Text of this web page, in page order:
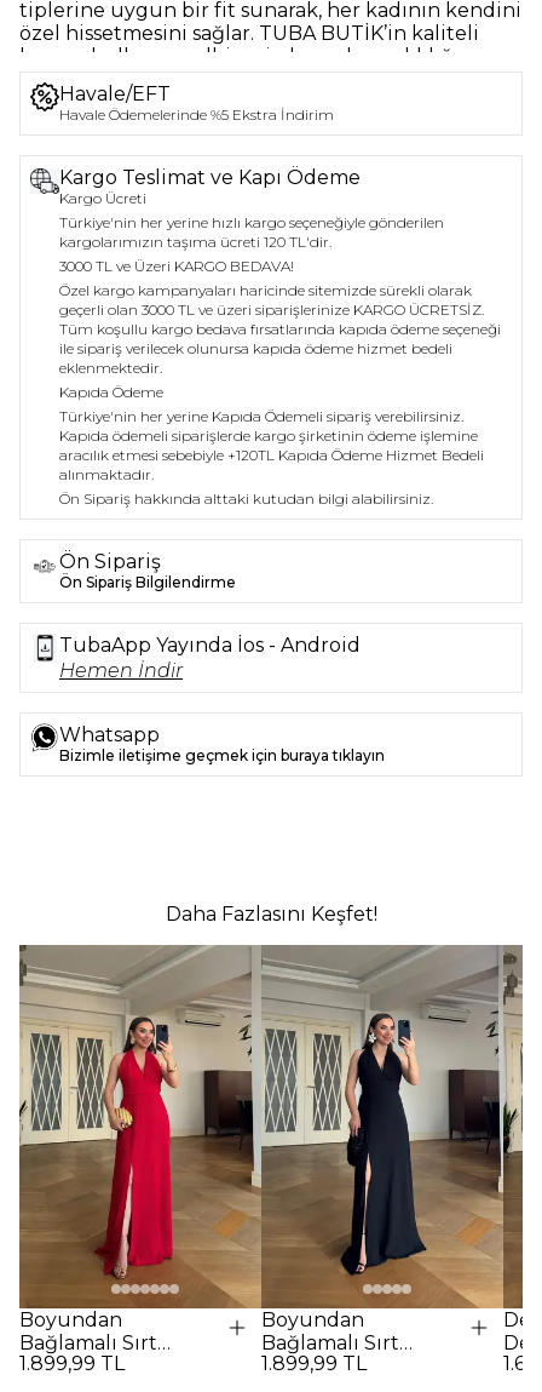
tiplerine uygun bir fit sunarak, her kadının kendini
özel hissetmesini sağlar. TUBA BUTİK’in kaliteli
kumaş kullanımı, elbisenin hem dayanıklılığını
hem de rahatlığını artırır.
Çok Yönlülük
rahatlıkla tercih edilebilecek bu elbise,
aksesuarlarla zenginleştirildiğinde şıklığını artırır.
Kare yaka askılı midi elbise, her kadının
gardırobunda bulunması gereken bir parça olarak
öne çıkmaktadır.
Havale/EFT
Havale Ödemelerinde %5 Ekstra İndirim
Kargo Teslimat ve Kapı Ödeme
Kargo Ücreti
Türkiye'nin her yerine hızlı kargo seçeneğiyle gönderilen
kargolarımızın taşıma ücreti 120 TL'dir.
3000 TL ve Üzeri KARGO BEDAVA!
Özel kargo kampanyaları haricinde sitemizde sürekli olarak
geçerli olan 3000 TL ve üzeri siparişlerinize KARGO ÜCRETSİZ.
Tüm koşullu kargo bedava fırsatlarında kapıda ödeme seçeneği
ile sipariş verilecek olunursa kapıda ödeme hizmet bedeli
eklenmektedir.
Kapıda Ödeme
Türkiye'nin her yerine Kapıda Ödemeli sipariş verebilirsiniz.
Kapıda ödemeli siparişlerde kargo şirketinin ödeme işlemine
aracılık etmesi sebebiyle +120TL Kapıda Ödeme Hizmet Bedeli
alınmaktadır.
Ön Sipariş hakkında alttaki kutudan bilgi alabilirsiniz.
Ön Sipariş
Ön Sipariş Bilgilendirme
TubaApp Yayında İos - Android
Hemen İndir
Whatsapp
Bizimle iletişime geçmek için buraya tıklayın
Daha Fazlasını Keşfet!
Boyundan
Bağlamalı Sırt
Dekolteli Uzun
1.899,99 TL
Boyundan
Bağlamalı Sırt
Dekolteli Uzun
1.899,99 TL